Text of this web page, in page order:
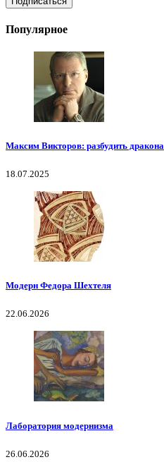
Популярное
Максим Викторов: разбудить дракона
18.07.2025
Модерн Федора Шехтеля
22.06.2026
Лаборатория модернизма
26.06.2026